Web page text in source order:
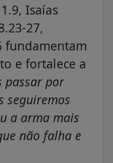
Isaías
27,
fundamentam
e fortalece a
passar por
seguiremos
a arma mais
não falha e